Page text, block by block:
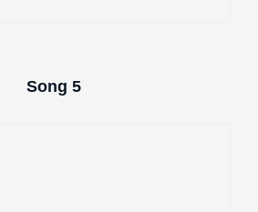
Song 5